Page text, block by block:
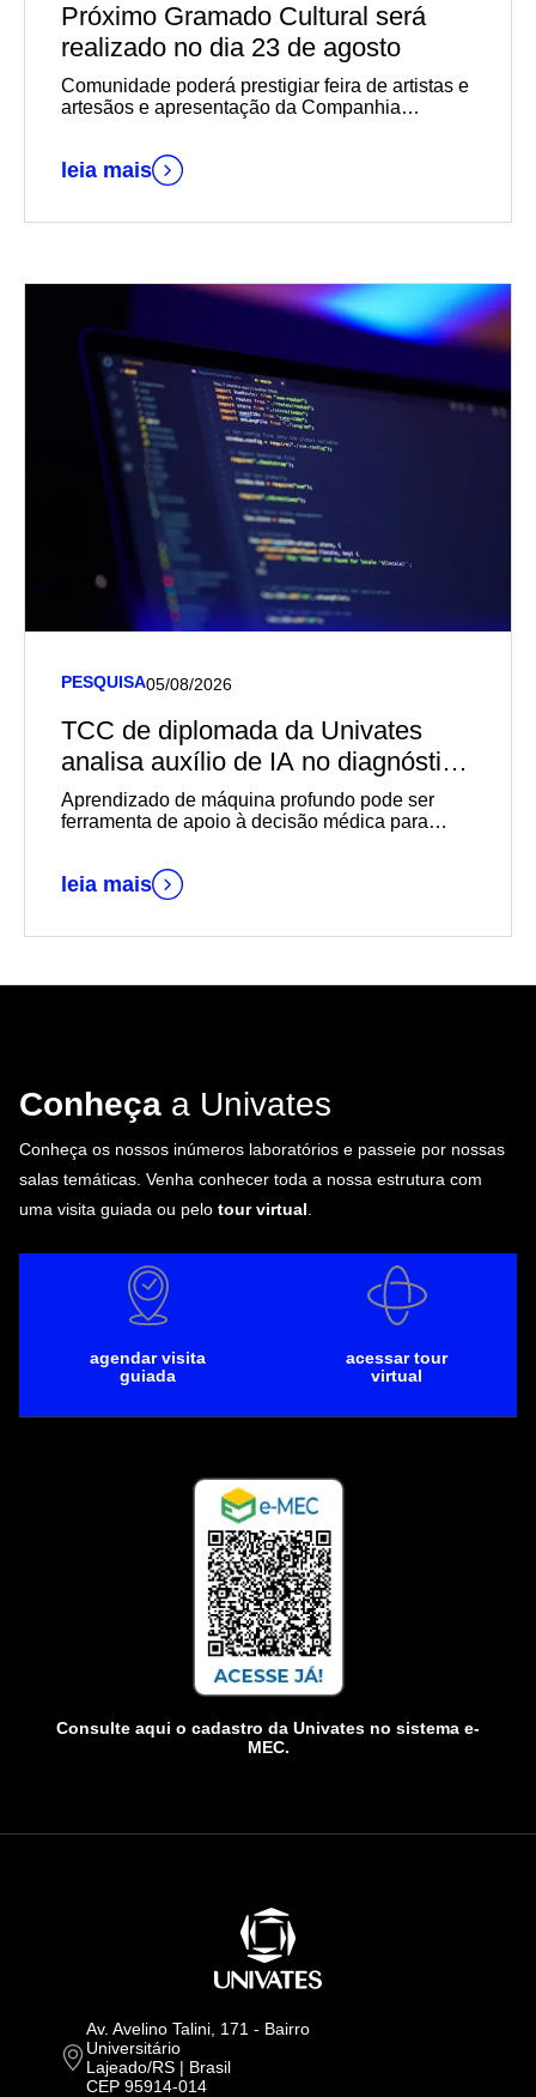
Próximo Gramado Cultural será
realizado no dia 23 de agosto
Comunidade poderá prestigiar feira de artistas e
artesãos e apresentação da Companhia
leia mais
PESQUISA05/08/2026
TCC de diplomada da Univates
analisa auxílio de IA no diagnóstico
de câncer de mama
Aprendizado de máquina profundo pode ser
ferramenta de apoio à decisão médica para
leia mais
Conheça a Univates
Conheça os nossos inúmeros laboratórios e passeie por nossas
salas temáticas. Venha conhecer toda a nossa estrutura com
uma visita guiada ou pelo tour virtual
agendar visita
guiada
acessar tour
virtual
Consulte aqui o cadastro da Univates no sistema e-
MEC.
Av. Avelino Talini, 171 - Bairro
Universitário
Lajeado/RS | Brasil
CEP 95914-014